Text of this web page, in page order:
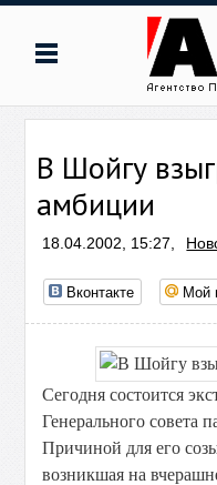
В Шойгу
амбиции
18.04.2002, 15:27,
Вконтакте Мой
Сегодня состоится
Генерального совета
Причиной для его
возникшая на